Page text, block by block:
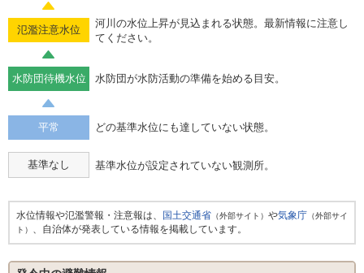
氾濫注意水位
河川の水位上昇が見込まれる状態。最新情報に注意し
てください。
水防団待機水位 水防団が水防活動の準備を始める目安。
平常 どの基準水位にも達していない状態。
基準なし 基準水位が設定されていない観測所。
水位情報や氾濫警報・注意報は、 国土交通省 （外部サイト） や気象庁 （外部サイ
ト） 、自治体が発表している情報を掲載しています。